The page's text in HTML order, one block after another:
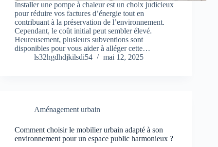
Installer une pompe à chaleur est un choix judicieux
pour réduire vos factures d’énergie tout en
contribuant à la préservation de l’environnement.
Cependant, le coût initial peut sembler élevé.
Heureusement, plusieurs subventions sont
disponibles pour vous aider à alléger cette…
ls32hgdhdjkilsdi54
mai 12, 2025
Aménagement urbain
Comment choisir le mobilier urbain adapté à son
environnement pour un espace public harmonieux ?